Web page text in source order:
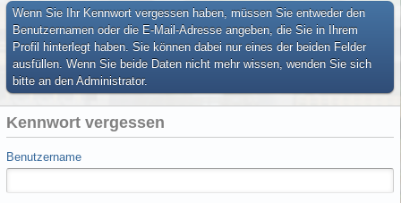
Wenn Sie Ihr Kennwort vergessen haben, müssen Sie entweder den
Benutzernamen oder die E-Mail-Adresse angeben, die Sie in Ihrem
Profil hinterlegt haben. Sie können dabei nur eines der beiden Felder
ausfüllen. Wenn Sie beide Daten nicht mehr wissen, wenden Sie sich
bitte an den Administrator.
Kennwort vergessen
Benutzername